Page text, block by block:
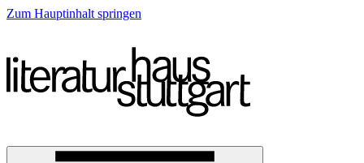
Zum Hauptinhalt springen